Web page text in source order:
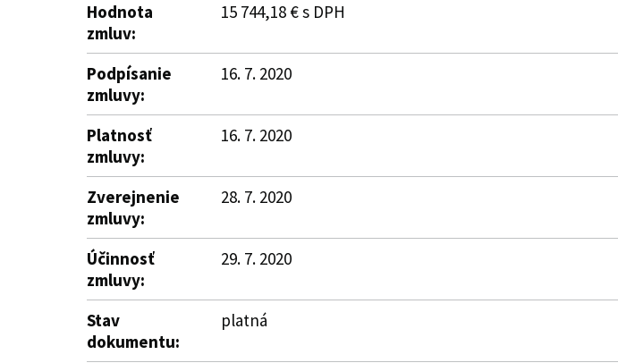
Hodnota
zmluv:
15 744,18 € s DPH
Podpísanie
zmluvy:
16. 7. 2020
Platnosť
zmluvy:
16. 7. 2020
Zverejnenie
zmluvy:
28. 7. 2020
Účinnosť
zmluvy:
29. 7. 2020
Stav
dokumentu:
platná